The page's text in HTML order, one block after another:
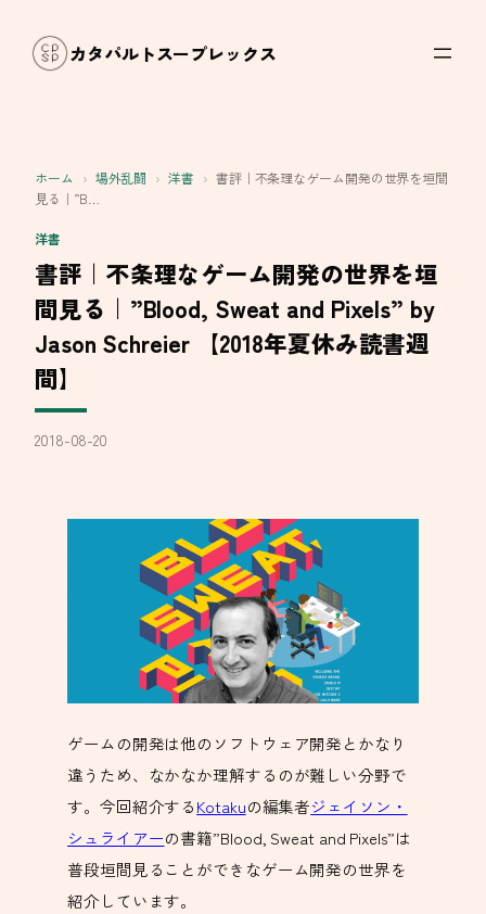
カタパルトスープレックス
ホーム › 場外乱闘 › 洋書 › 書評｜不条理なゲーム開発の世界を垣間
見る｜”B…
洋書
書評｜不条理なゲーム開発の世界を垣
間見る｜”Blood, Sweat and Pixels” by
Jason Schreier 【2018年夏休み読書週
間】
2018-08-20
ゲームの開発は他のソフトウェア開発とかなり
違うため、なかなか理解するのが難しい分野で
す。今回紹介するKotakuの編集者ジェイソン・
シュライアーの書籍”Blood, Sweat and Pixels”は
普段垣間見ることができなゲーム開発の世界を
紹介しています。